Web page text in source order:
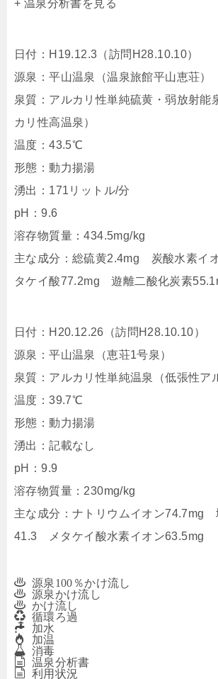
+ 温泉分析書を見る
日付：H19.12.3（訪問H28.10.10）
源泉：平山温泉（温泉旅館平山恵荘）
泉質：アルカリ性単純硫黄・弱放射能
カリ性高温泉）
温度：43.5℃
形態：動力揚湯
湧出：171リットル/分
pH：9.6
溶存物質量：434.5mg/kg
主な成分：総硫黄2.4mg 炭酸水素イ
タケイ酸77.2mg 遊離二酸化炭素
日付：H20.12.26（訪問H28.10.10）
源泉：平山温泉（恵荘1号泉）
泉質：アルカリ性単純温泉（低張性ア
温度：39.7℃
形態：動力揚湯
湧出：記載なし
pH：9.9
溶存物質量：230mg/kg
主な成分：ナトリウムイオン74.7mg
41.3 メタケイ酸水素イオン63.5mg
源泉100％かけ流し
源泉かけ流し
かけ流し
循環ろ過
加水
加温
消毒
温泉分析書
利用状況